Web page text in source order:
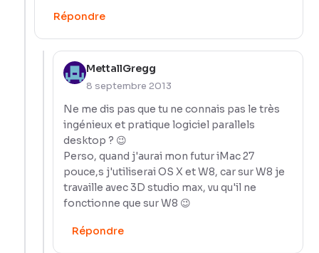
Répondre
MettallGregg
8 septembre 2013
Ne me dis pas que tu ne connais pas le très
ingénieux et pratique logiciel parallels
desktop ? 😉
Perso, quand j'aurai mon futur iMac 27
pouce,s j'utiliserai OS X et W8, car sur W8 je
travaille avec 3D studio max, vu qu'il ne
fonctionne que sur W8 😉
Répondre